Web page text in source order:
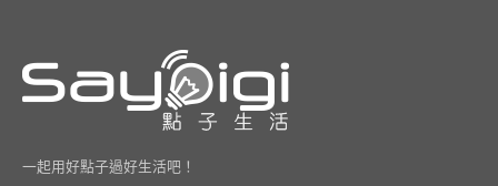
一起用好點子過好生活吧！